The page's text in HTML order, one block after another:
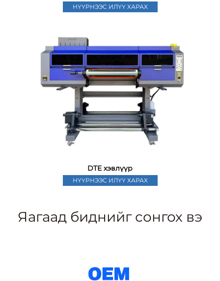
НҮҮРНЭЭС ИЛҮҮ ХАРАХ
DTE хэвлүүр
НҮҮРНЭЭС ИЛҮҮ ХАРАХ
Яагаад биднийг сонгох вэ